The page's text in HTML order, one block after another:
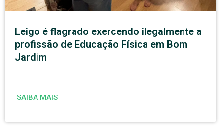
Leigo é flagrado exercendo ilegalmente a
profissão de Educação Física em Bom
Jardim
SAIBA MAIS